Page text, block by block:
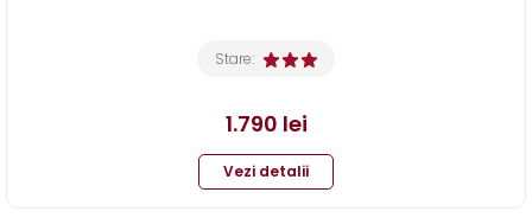
Stare:
1.790 lei
Vezi detalii